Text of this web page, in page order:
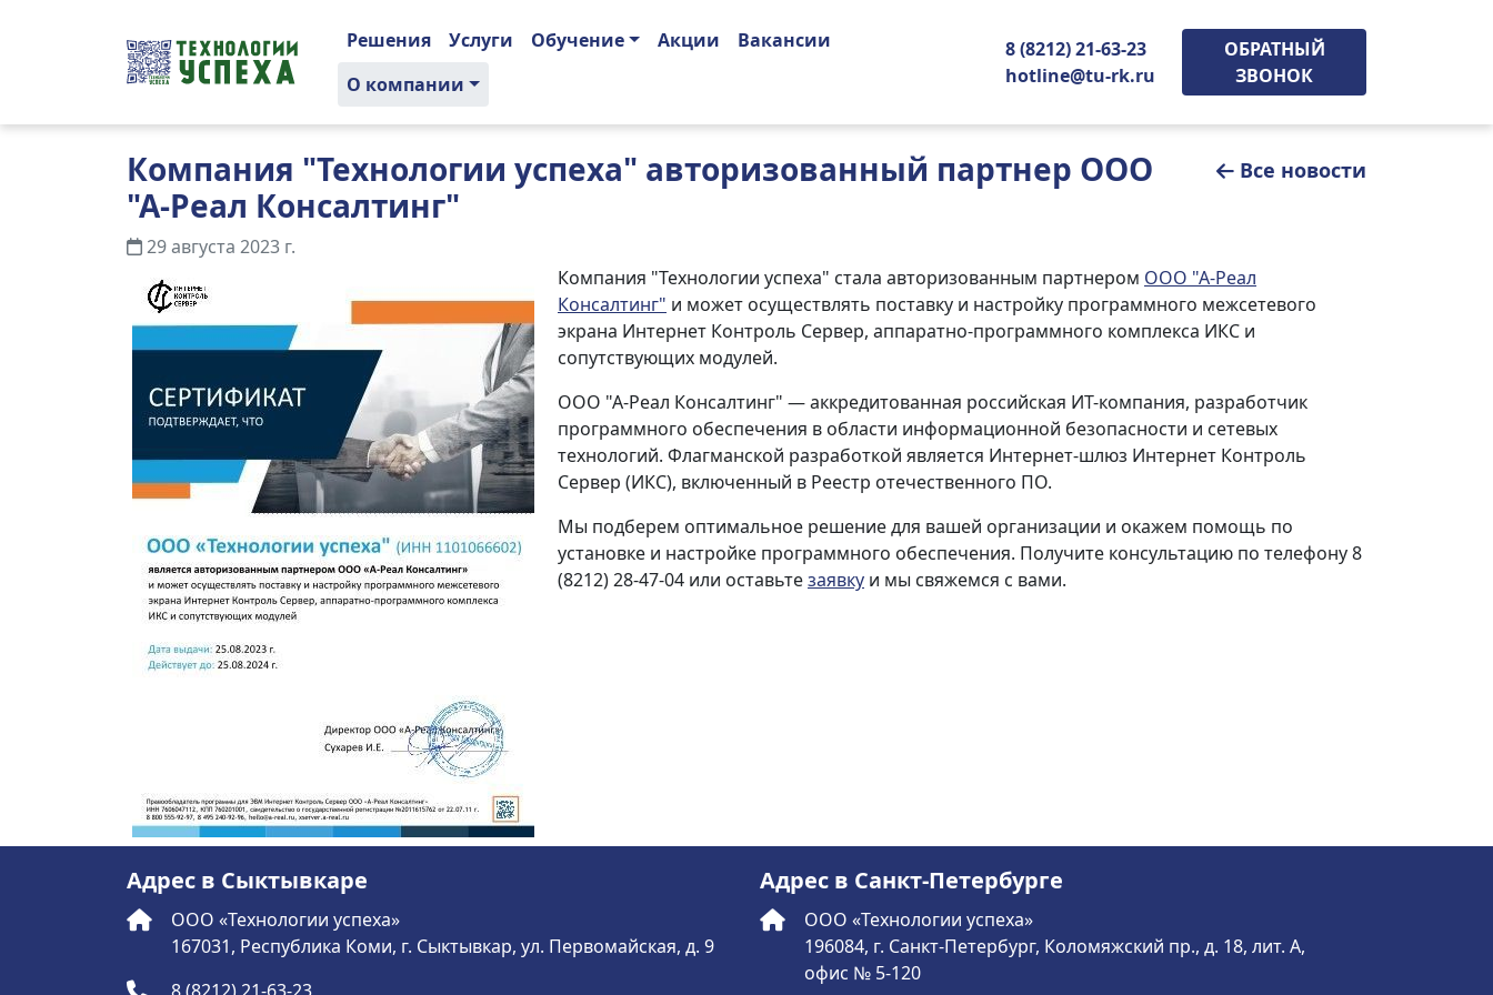
Решения Услуги Обучение Акции
Вакансии
О компании
8 (8212) 21-63-23
hotline@tu-rk.ru
ОБРАТНЫЙ
ЗВОНОК
Компания "Технологии успеха" авторизованный партнер ООО
"А-Реал Консалтинг"
Все новости
29 августа 2023 г.
Компания "Технологии успеха" стала авторизованным партнером ООО "А-Реал
Консалтинг" и может осуществлять поставку и настройку программного межсетевого
экрана Интернет Контроль Сервер, аппаратно-программного комплекса ИКС и
сопутствующих модулей.
ООО "А-Реал Консалтинг" — аккредитованная российская ИТ-компания, разработчик
программного обеспечения в области информационной безопасности и сетевых
технологий. Флагманской разработкой является Интернет-шлюз Интернет Контроль
Сервер (ИКС), включенный в Реестр отечественного ПО.
Мы подберем оптимальное решение для вашей организации и окажем помощь по
установке и настройке программного обеспечения. Получите консультацию по телефону 8
(8212) 28-47-04 или оставьтезаявку и мы свяжемся с вами.
Адрес в Сыктывкаре
ООО «Технологии успеха»
167031, Республика Коми, г. Сыктывкар, ул. Первомайская, д. 9
Адрес в Санкт-Петербурге
ООО «Технологии успеха»
196084, г. Санкт-Петербург, Коломяжский пр., д. 18, лит. А,
офис № 5-120